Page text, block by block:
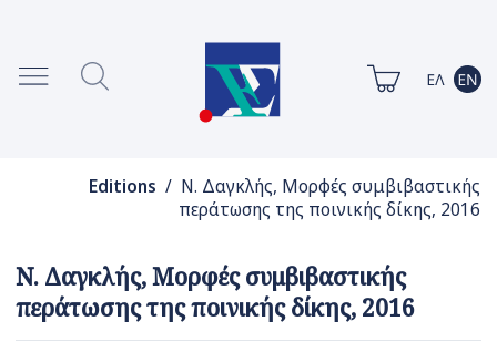
Editions / Ν. Δαγκλής, Μορφές συμβιβαστικής
περάτωσης της ποινικής δίκης, 2016
Ν. Δαγκλής, Μορφές συμβιβαστικής
περάτωσης της ποινικής δίκης, 2016